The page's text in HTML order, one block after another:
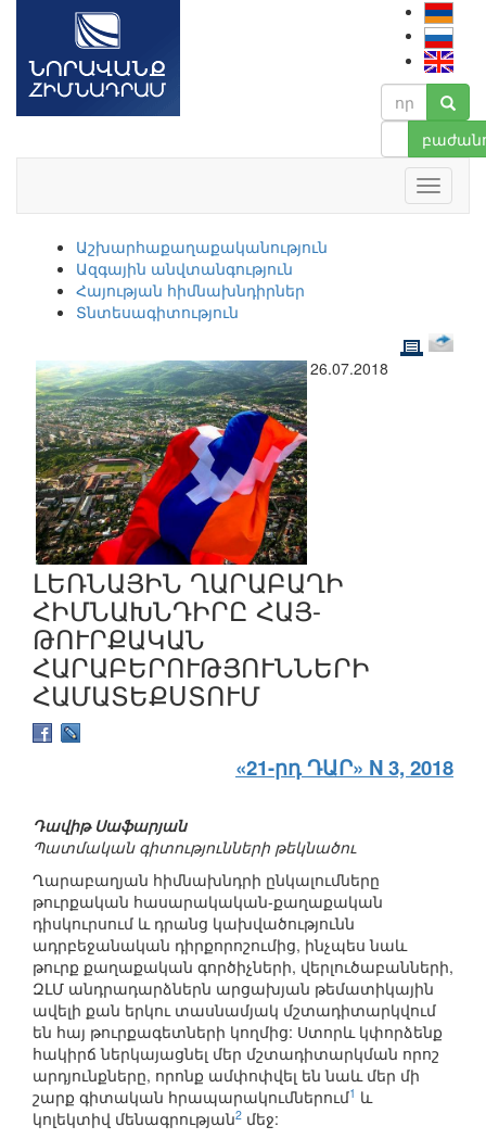
Աշխարհաքաղաքականություն
Ազգային անվտանգություն
Հայության հիմնախնդիրներ
Տնտեսագիտություն
26.07.2018
ԼԵՌՆԱՅԻՆ ՂԱՐԱԲԱՂԻ
ՀԻՄՆԱԽՆԴԻՐԸ ՀԱՅ-
ԹՈՒՐՔԱԿԱՆ
ՀԱՐԱԲԵՐՈՒԹՅՈՒՆՆԵՐԻ
ՀԱՄԱՏԵՔՍՏՈՒՄ
«21-րդ ԴԱՐ» N 3, 2018
Դավիթ Սաֆարյան
Պատմական գիտությունների թեկնածու
Ղարաբաղյան հիմնախնդրի ընկալումները
թուրքական հասարակական-քաղաքական
դիսկուրսում և դրանց կախվածությունն
ադրբեջանական դիրքորոշումից, ինչպես նաև
թուրք քաղաքական գործիչների, վերլուծաբանների,
ԶԼՄ անդրադարձներն արցախյան թեմատիկային
ավելի քան երկու տասնամյակ մշտադիտարկվում
են հայ թուրքագետների կողմից: Ստորև կփորձենք
հակիրճ ներկայացնել մեր մշտադիտարկման որոշ
արդյունքները, որոնք ամփոփվել են նաև մեր մի
շարք գիտական հրապարակումներում1 և
կոլեկտիվ մենագրության2 մեջ: